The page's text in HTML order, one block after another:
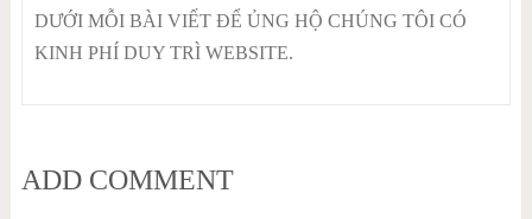
DƯỚI MỖI BÀI VIẾT ĐỂ ỦNG HỘ CHÚNG TÔI CÓ
KINH PHÍ DUY TRÌ WEBSITE.
ADD COMMENT